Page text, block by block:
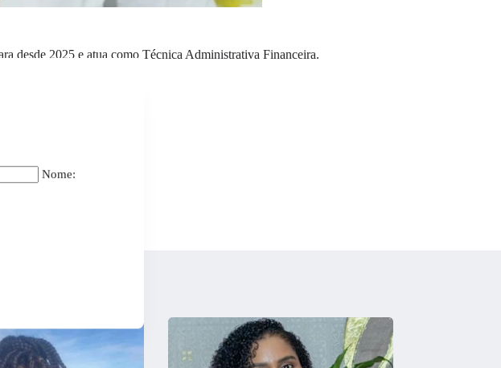
Nome:
desde 2025 e atua como Técnica Administrativa Financeira.